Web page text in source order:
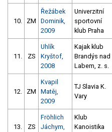
10. ZM
Řežábek
Dominik,
2009
Univerzitní
sportovní
klub Praha
11. ZS
Uhlík
Kryštof,
2008
Kajak klub
Brandýs nad
Labem, z. s.
12. ZM
Kvapil
Matěj,
2009
TJ Slavia K.
Vary
13. ZS
Fröhlich
Jáchym,
Klub
Kanoistika